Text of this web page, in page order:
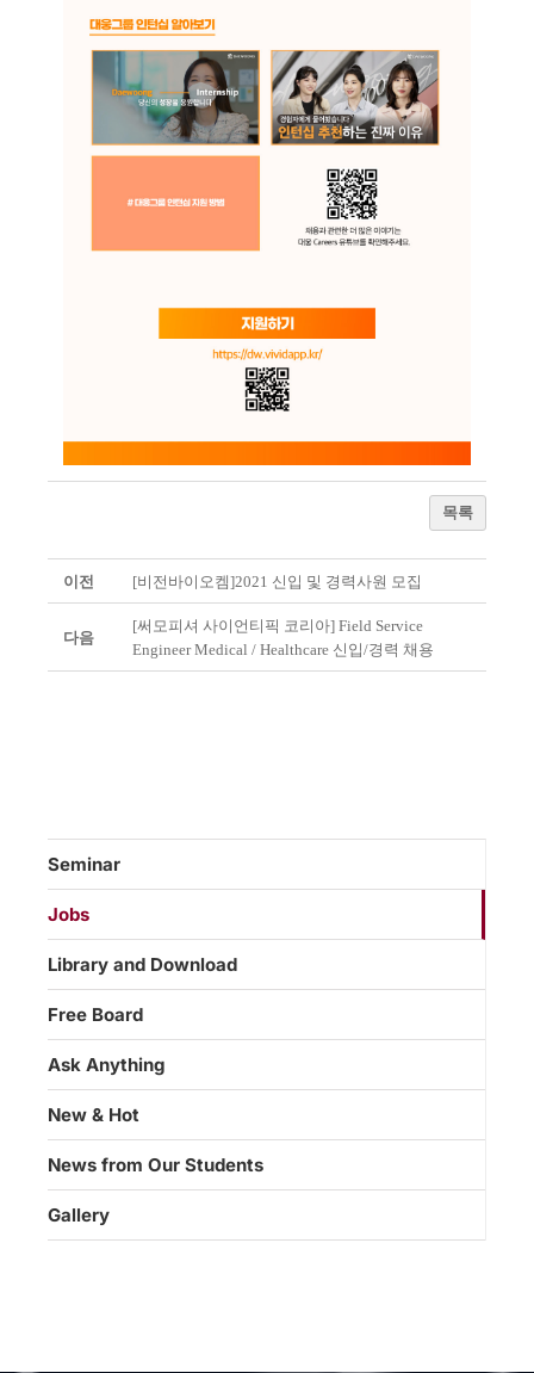
목록
이전 [비전바이오켐]2021 신입 및 경력사원 모집
다음
[써모피셔 사이언티픽 코리아] Field Service
Engineer Medical / Healthcare 신입/경력 채용
Seminar
Jobs
Library and Download
Free Board
Ask Anything
New & Hot
News from Our Students
Gallery